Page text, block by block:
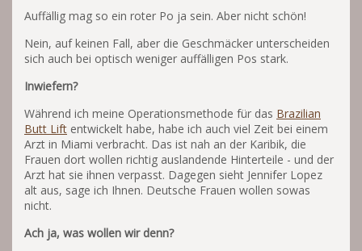
Auffällig mag so ein roter Po ja sein. Aber nicht schön!
Nein, auf keinen Fall, aber die Geschmäcker unterscheiden
sich auch bei optisch weniger auffälligen Pos stark.
Inwiefern?
Während ich meine Operationsmethode für das Brazilian
Butt Lift entwickelt habe, habe ich auch viel Zeit bei einem
Arzt in Miami verbracht. Das ist nah an der Karibik, die
Frauen dort wollen richtig auslandende Hinterteile - und der
Arzt hat sie ihnen verpasst. Dagegen sieht Jennifer Lopez
alt aus, sage ich Ihnen. Deutsche Frauen wollen sowas
nicht.
Ach ja, was wollen wir denn?